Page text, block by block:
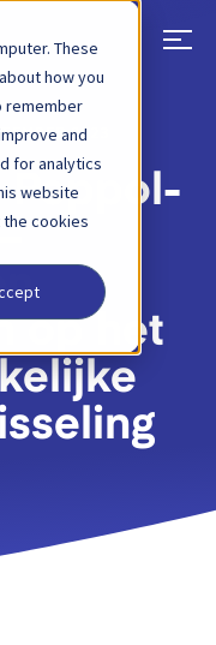
These
how you
remember
and
for analytics
website
the cookies
2023
Peppol-
op het